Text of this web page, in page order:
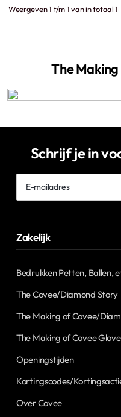
Weergeven 1 t/m 1 van in totaal 1
The
Schrijf je in
mailadres
Zakelijk
Bedrukken Petten, Ballen,
The Covee/Diamond Story
The Making of Covee/
The Making of Covee
Openingstijden
Kortingscodes/
Over Covee